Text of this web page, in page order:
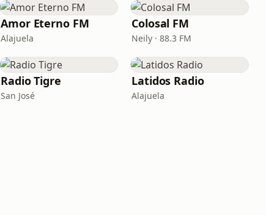
Amor Eterno FM
Alajuela
Colosal FM
Neily · 88.3 FM
Radio Tigre
San José
Latidos Radio
Alajuela